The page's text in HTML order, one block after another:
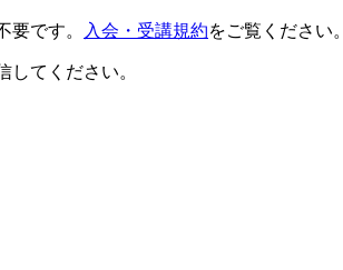
です。 入会・受講規約をご覧ください。
てください。